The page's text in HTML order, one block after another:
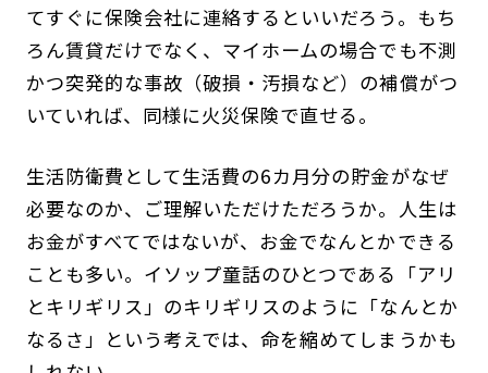
てすぐに保険会社に連絡するといいだろう。もち
ろん賃貸だけでなく、マイホームの場合でも不測
かつ突発的な事故（破損・汚損など）の補償がつ
いていれば、同様に火災保険で直せる。
生活防衛費として生活費の6カ月分の貯金がなぜ
必要なのか、ご理解いただけただろうか。人生は
お金がすべてではないが、お金でなんとかできる
ことも多い。イソップ童話のひとつである「アリ
とキリギリス」のキリギリスのように「なんとか
なるさ」という考えでは、命を縮めてしまうかも